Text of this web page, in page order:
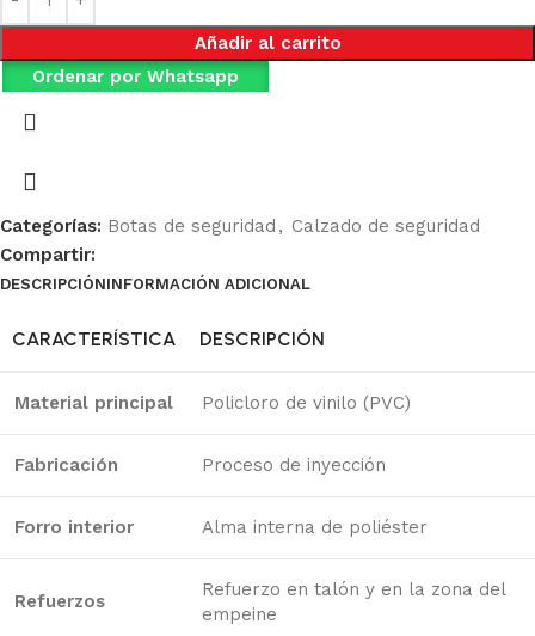
Añadir al carrito
Ordenar por Whatsapp
Categorías: Botas de seguridad , Calzado de seguridad
Compartir:
DESCRIPCIÓNINFORMACIÓN ADICIONAL
CARACTERÍSTICA
DESCRIPCIÓN
Material principal Policloro de vinilo (PVC)
Fabricación Proceso de inyección
Forro interior Alma interna de poliéster
Refuerzos
Refuerzo en talón y en la zona del
empeine